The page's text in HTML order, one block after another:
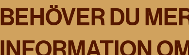
BEHÖVER DU